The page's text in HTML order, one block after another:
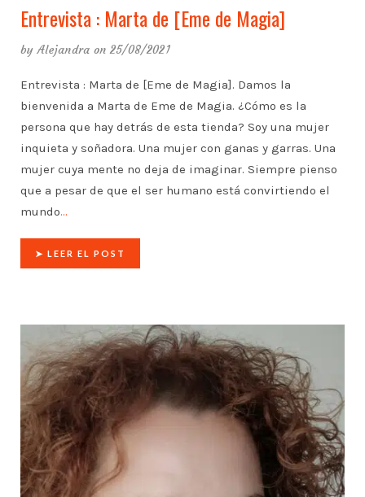
Entrevista : Marta de [Eme de Magia]
by Alejandra on 25/08/2021
Entrevista : Marta de [Eme de Magia]. Damos la
bienvenida a Marta de Eme de Magia. ¿Cómo es la
persona que hay detrás de esta tienda? Soy una mujer
inquieta y soñadora. Una mujer con ganas y garras. Una
mujer cuya mente no deja de imaginar. Siempre pienso
que a pesar de que el ser humano está convirtiendo el
mundo…
➤ LEER EL POST